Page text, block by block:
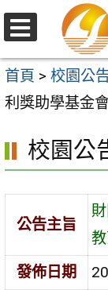
跳
至
主
要
容
區
選
單
首頁 > 校園公
利獎助學基金
校園公
公告主旨
發佈日期